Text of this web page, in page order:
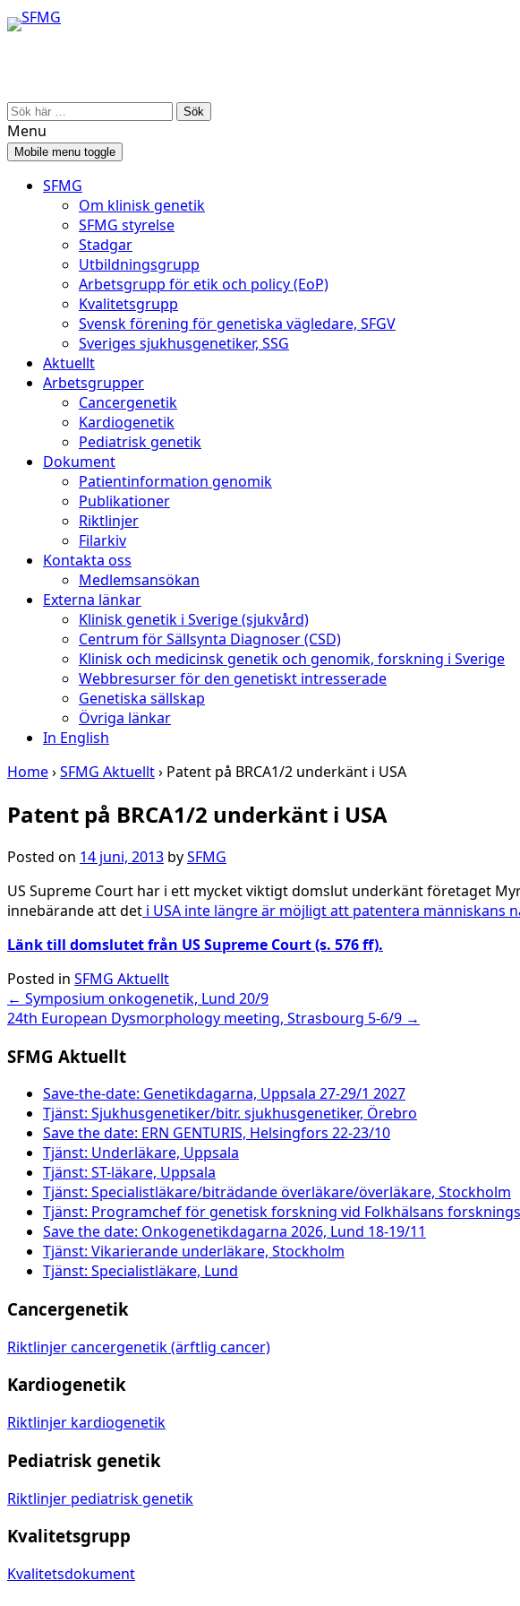
Skip
to
Skip
to
Search
for:
Menu
Mobile menu toggle
SFMG
Om klinisk genetik
SFMG styrelse
Stadgar
Utbildningsgrupp
Arbetsgrupp för etik och policy (EoP)
Kvalitetsgrupp
Svensk förening för genetiska vägledare, SFGV
Sveriges sjukhusgenetiker, SSG
Aktuellt
Arbetsgrupper
Cancergenetik
Kardiogenetik
Pediatrisk genetik
Dokument
Patientinformation genomik
Publikationer
Riktlinjer
Filarkiv
Kontakta oss
Medlemsansökan
Externa länkar
Klinisk genetik i Sverige (sjukvård)
Centrum för Sällsynta Diagnoser (CSD)
Klinisk och medicinsk genetik och genomik, forskning i Sverige
Webbresurser för den genetiskt intresserade
Genetiska sällskap
Övriga länkar
In English
Home›SFMG Aktuellt› Patent på BRCA1/2 underkänt i USA
Patent på BRCA1/2 underkänt i USA
Posted on 14 juni, 2013 bySFMG
US Supreme Court har i ett mycket viktigt domslut underkänt företaget
innebärande att det i USA inte längre är möjligt att patentera människans
Länk till domslutet från US Supreme Court (s. 576 ff).
Posted in SFMG Aktuellt
Post
navigation
← Symposium onkogenetik, Lund 20/9
24th European Dysmorphology meeting, Strasbourg 5-6/9 →
SFMG Aktuellt
Save-the-date: Genetikdagarna, Uppsala 27-29/1 2027
Tjänst: Sjukhusgenetiker/bitr. sjukhusgenetiker, Örebro
Save the date: ERN GENTURIS, Helsingfors 22-23/10
Tjänst: Underläkare, Uppsala
Tjänst: ST-läkare, Uppsala
Tjänst: Specialistläkare/biträdande överläkare/överläkare, Stockholm
Tjänst: Programchef för genetisk forskning vid Folkhälsans
Save the date: Onkogenetikdagarna 2026, Lund 18-19/11
Tjänst: Vikarierande underläkare, Stockholm
Tjänst: Specialistläkare, Lund
Cancergenetik
Riktlinjer cancergenetik (ärftlig cancer)
Kardiogenetik
Riktlinjer kardiogenetik
Pediatrisk genetik
Riktlinjer pediatrisk genetik
Kvalitetsgrupp
Kvalitetsdokument